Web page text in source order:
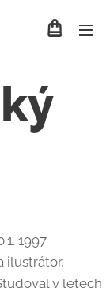
1997
ilustrátor,
v letech